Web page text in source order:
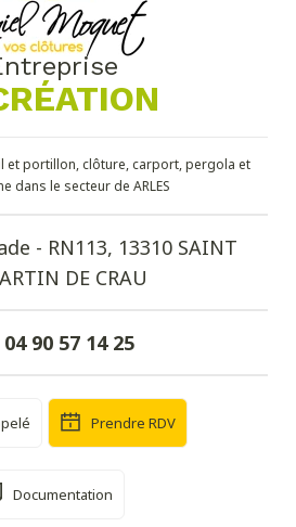
et portillon, clôture, carport, pergola et
dans le secteur de ARLES
- RN113, 13310 SAINT
DE CRAU
04 90 57 14 25
Prendre RDV
Documentation